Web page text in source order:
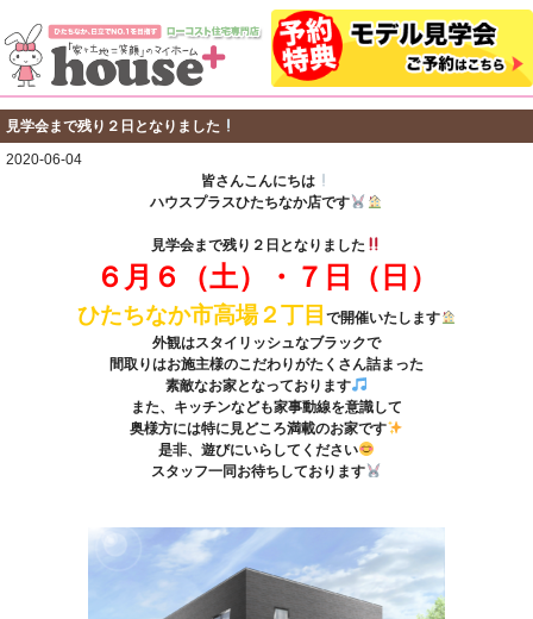
見学会まで残り２日となりました
2020-06-04
皆さんこんにちは
ハウスプラスひたちなか店です
見学会まで残り２日となりました
６月６（土）・７日（日）
ひたちなか市高場２丁目 で開催いたします
外観はスタイリッシュなブラックで
間取りはお施主様のこだわりがたくさん詰まった
素敵なお家となっております
また、キッチンなども家事動線を意識して
奥様方には特に見どころ満載のお家です
是非、遊びにいらしてください
スタッフ一同お待ちしております